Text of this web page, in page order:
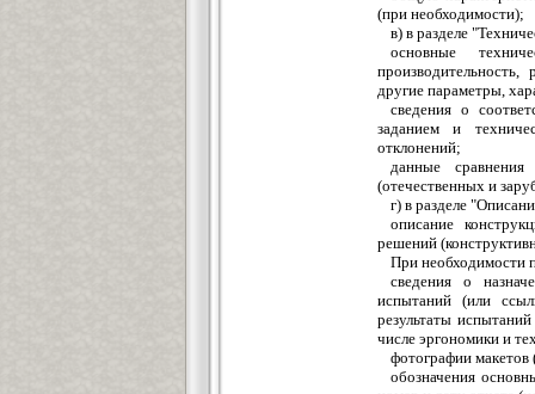
(при необходимости);
в) в разделе
основные
производительность,
другие параметры,
сведения о
заданием и
отклонений;
данные сравнения
(отечественных и
г) в разделе
описание
решений
При необходимости
сведения о
испытаний (или
результаты
числе эргономики и
фотографии
обозначения